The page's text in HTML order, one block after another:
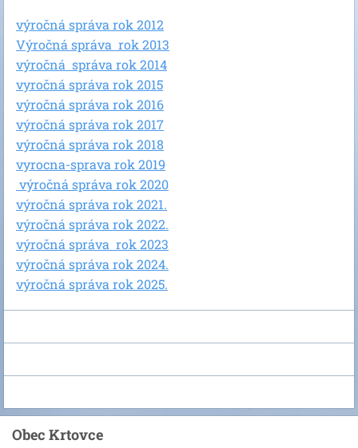
výročná správa rok 2012
Výročná správa rok 2013
výročná správa rok 2014
vyročná správa rok 2015
výročná správa rok 2016
výročná správa rok 2017
výročná správa rok 2018
vyrocna-sprava rok 2019
výročná správa rok 2020
výročná správa rok 2021.
výročná správa rok 2022.
výročná správa rok 2023
výročná správa rok 2024.
výročná správa rok 2025.
Obec Krtovce